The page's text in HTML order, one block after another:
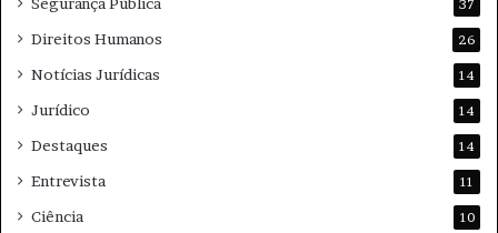
37
Direitos Humanos 26
Notícias Jurídicas 14
Jurídico 14
Destaques 14
Entrevista 11
Ciência 10